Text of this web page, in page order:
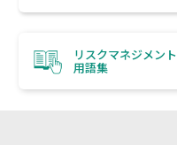
リスクマネジメント
用語集